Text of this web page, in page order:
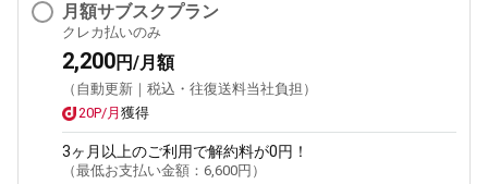
月額サブスクプラン
クレカ払いのみ
2,200円/月額
（自動更新｜税込・往復送料当社負担）
20P/月 獲得
3ヶ月 以上のご利用で解約料が0円！
（最低お支払い金額： 6,600円 ）